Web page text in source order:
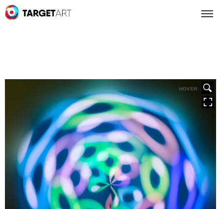
HOVER